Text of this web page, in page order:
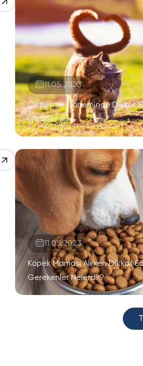
11.05.2023
Çiftleşme Döneminde Dikkat
Gerekenler
11.05.2023
Köpek Maması Alırken Dikkat
Gerekenler Nelerdir?